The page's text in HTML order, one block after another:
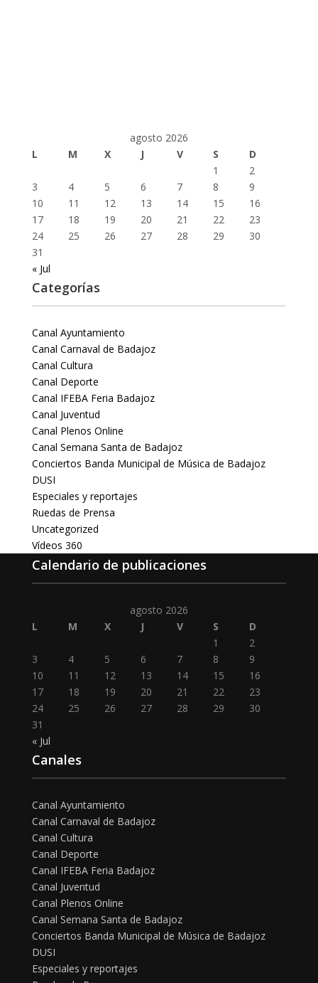
agosto 2026
L
M X J V S
D
1
2
3
4 5 6 7 8
9
10
11 12 13 14 15
16
17
18 19 20 21 22
23
24
25 26 27 28 29
30
31
« Jul
Categorías
Canal Ayuntamiento
Canal Carnaval de Badajoz
Canal Cultura
Canal Deporte
Canal IFEBA Feria Badajoz
Canal Juventud
Canal Plenos Online
Canal Semana Santa de Badajoz
Conciertos Banda Municipal de Música de Badajoz
DUSI
Especiales y reportajes
Ruedas de Prensa
Uncategorized
Vídeos 360
Calendario de publicaciones
agosto 2026
L
M X J V S
D
1
2
3
4 5 6 7 8
9
10
11 12 13 14 15
16
17
18 19 20 21 22
23
24
25 26 27 28 29
30
31
« Jul
Canales
Canal Ayuntamiento
Canal Carnaval de Badajoz
Canal Cultura
Canal Deporte
Canal IFEBA Feria Badajoz
Canal Juventud
Canal Plenos Online
Canal Semana Santa de Badajoz
Conciertos Banda Municipal de Música de Badajoz
DUSI
Especiales y reportajes